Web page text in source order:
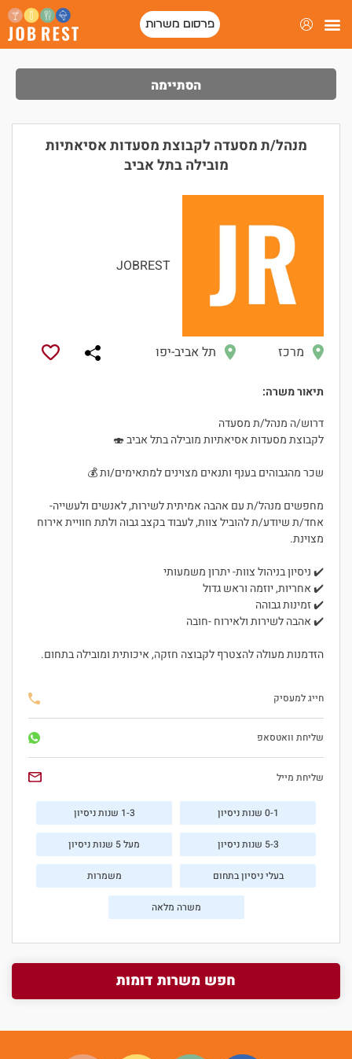
פרסום משרות
הסתיימה
מנהל/ת מסעדה לקבוצת מסעדות אסיאתיות
מובילה בתל אביב
JOBREST
מרכז תל אביב-יפו
תיאור משרה:
דרוש/ה מנהל/ת מסעדה
לקבוצת מסעדות אסיאתיות מובילה בתל אביב 🍣
שכר מהגבוהים בענף ותנאים מצוינים למתאימים/ות 💰
מחפשים מנהל/ת עם אהבה אמיתית לשירות, לאנשים ולעשייה-
אחד/ת שיודע/ת להוביל צוות, לעבוד בקצב גבוה ולתת חוויית אירוח
מצוינת.
✔️ ניסיון בניהול צוות- יתרון משמעותי
✔️ אחריות, יוזמה וראש גדול
✔️ זמינות גבוהה
✔️ אהבה לשירות ולאירוח -חובה
הזדמנות מעולה להצטרף לקבוצה חזקה, איכותית ומובילה בתחום.
חייג למעסיק
שליחת וואטסאפ
שליחת מייל
0-1 שנות ניסיון 1-3 שנות ניסיון
5-3 שנות ניסיון מעל 5 שנות ניסיון
בעלי ניסיון בתחום משמרות
משרה מלאה
חפש משרות דומות
היי, אני סיגי